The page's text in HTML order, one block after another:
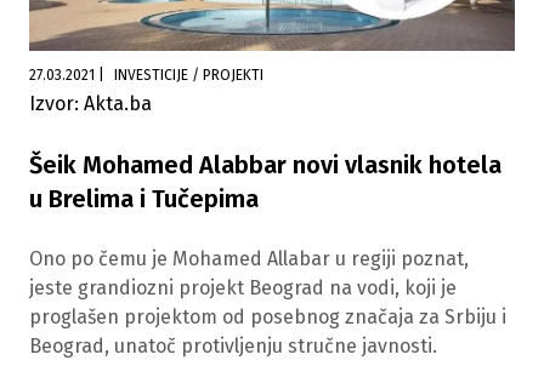
27.03.2021 INVESTICIJE / PROJEKTI
Izvor: Akta.ba
Šeik Mohamed Alabbar novi vlasnik hotela
u Brelima i Tučepima
Ono po čemu je Mohamed Allabar u regiji poznat,
jeste grandiozni projekt Beograd na vodi, koji je
proglašen projektom od posebnog značaja za Srbiju i
Beograd, unatoč protivljenju stručne javnosti.